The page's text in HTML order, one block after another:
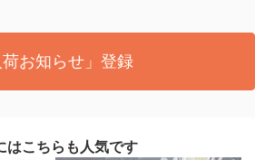
荷お知らせ」登録
はこちらも人気です